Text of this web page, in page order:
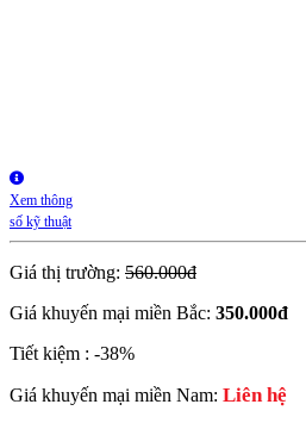
Xem thông
số kỹ thuật
Giá thị trường: 560.000đ
Giá khuyến mại miền Bắc: 350.000đ
Tiết kiệm : -38%
Giá khuyến mại miền Nam: Liên hệ